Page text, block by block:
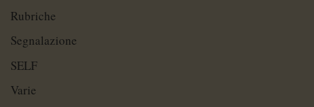
Rubriche
Segnalazione
SELF
Varie